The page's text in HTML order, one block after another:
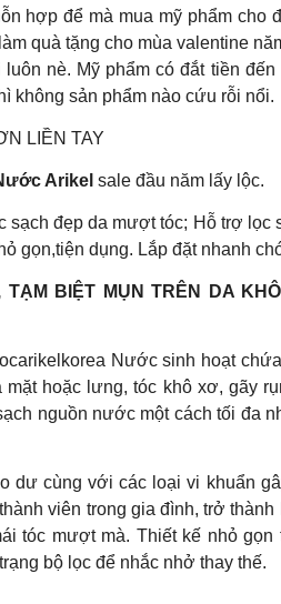
hợp để mà mua mỹ phẩm cho
quà tặng cho mùa valentine
nè. Mỹ phẩm có đắt tiền
không sản phẩm nào cứu rỗi nổi.
LIỀN TAY
Arikel sale đầu năm lấy lộc.
sạch đẹp da mượt tóc; Hỗ trợ
gọn,tiện dụng. Lắp đặt nhanh
TẠM BIỆT MỤN TRÊN DA
Nước sinh hoạt
mặt hoặc lưng, tóc khô xơ, gãy
nguồn nước một cách tối đa
dư cùng với các loại vi khuẩn
viên trong gia đình, trở
tóc mượt mà. Thiết kế nhỏ
bộ lọc để nhắc nhở thay thế.